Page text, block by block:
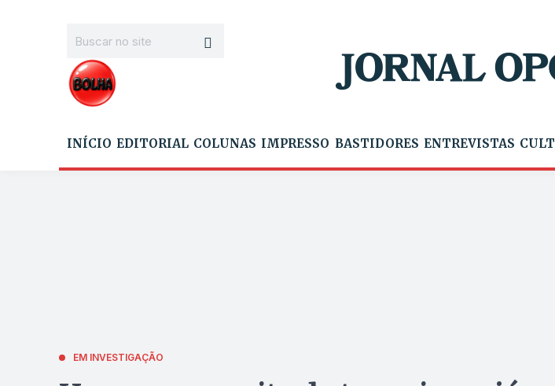
INÍCIO EDITORIAL COLUNAS IMPRESSO BASTIDORES ENTREVISTAS
EM INVESTIGAÇÃO